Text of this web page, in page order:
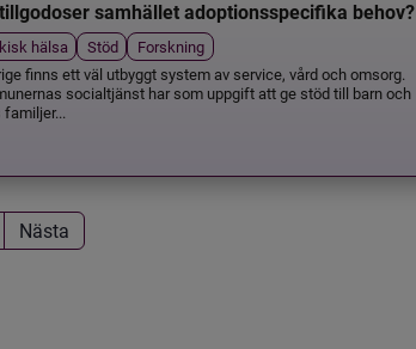
samhället adoptionsspecifika behov?
hälsa Stöd
Forskning
finns ett väl utbyggt system av service, vård och omsorg.
socialtjänst har som uppgift att ge stöd till barn och
familjer...
Nästa